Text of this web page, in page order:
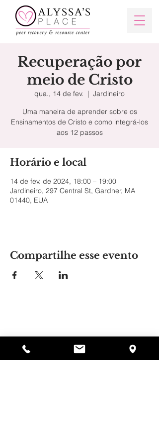
Recuperação por
meio de Cristo
qua., 14 de fev.
  |
Jardineiro
Uma maneira de aprender sobre os
Ensinamentos de Cristo e como integrá-los
aos 12 passos
Horário e local
14 de fev. de 2024, 18:00 – 19:00
Jardineiro, 297 Central St, Gardner, MA
01440, EUA
Compartilhe esse evento